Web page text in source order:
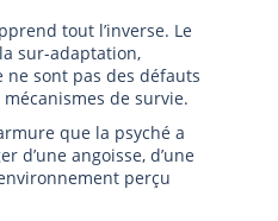
tout l’inverse. Le
sur-adaptation,
ne sont pas des défauts
de survie.
que la psyché a
d’une angoisse, d’une
perçu